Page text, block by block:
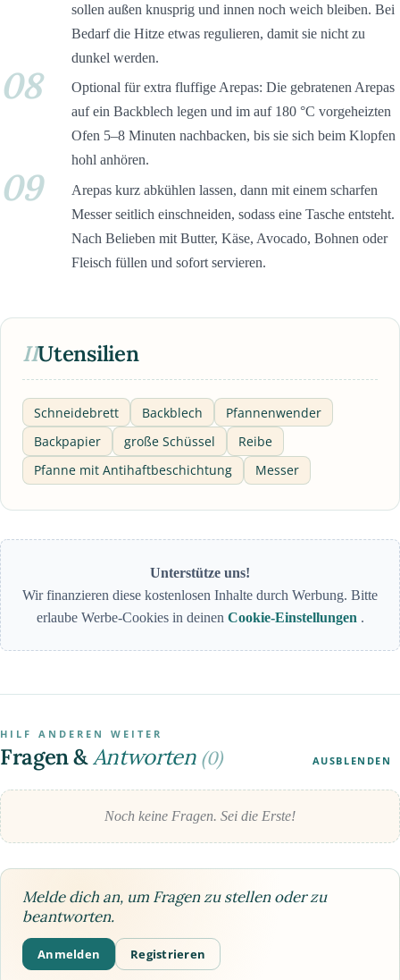
sollen außen knusprig und innen noch weich bleiben. Bei
Bedarf die Hitze etwas regulieren, damit sie nicht zu
dunkel werden.
08
Optional für extra fluffige Arepas: Die gebratenen Arepas
auf ein Backblech legen und im auf 180 °C vorgeheizten
Ofen 5–8 Minuten nachbacken, bis sie sich beim Klopfen
hohl anhören.
09
Arepas kurz abkühlen lassen, dann mit einem scharfen
Messer seitlich einschneiden, sodass eine Tasche entsteht.
Nach Belieben mit Butter, Käse, Avocado, Bohnen oder
Fleisch füllen und sofort servieren.
IIUtensilien
Schneidebrett Backblech
Pfannenwender
Backpapier
große Schüssel
Reibe
Pfanne mit Antihaftbeschichtung
Messer
Unterstütze uns!
Wir finanzieren diese kostenlosen Inhalte durch Werbung. Bitte
erlaube Werbe-Cookies in deinen Cookie-Einstellungen .
HILF ANDEREN WEITER
Fragen &Antworten (0) AUSBLENDEN
Noch keine Fragen. Sei die Erste!
Melde dich an, um Fragen zu stellen oder zu
beantworten.
Anmelden Registrieren